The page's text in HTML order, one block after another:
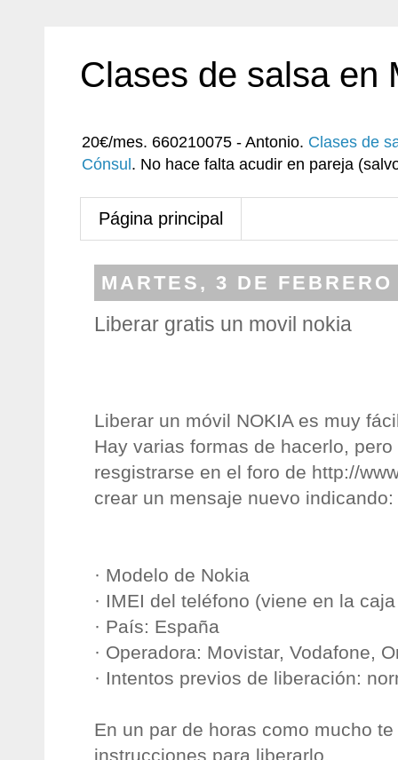
Clases de salsa en
20€/mes. 660210075 - Antonio. Clases de
Cónsul . No hace falta acudir en pareja
Página principal
MARTES, 3 DE
Liberar gratis un movil nokia
Liberar un móvil NOKIA es muy
Hay varias formas de hacerlo,
resgistrarse en el foro de http://
crear un mensaje nuevo indicando:
· Modelo de Nokia
· IMEI del teléfono (viene en la
· País: España
· Operadora: Movistar, Vodafone,
· Intentos previos de liberación:
En un par de horas como mucho
instrucciones para liberarlo.